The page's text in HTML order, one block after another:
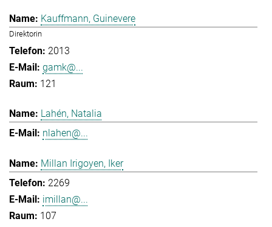
Kauffmann, Guinevere
Direktorin
2013
gamk@...
121
Lahén, Natalia
nlahen@...
Millan Irigoyen, Iker
2269
imillan@...
107